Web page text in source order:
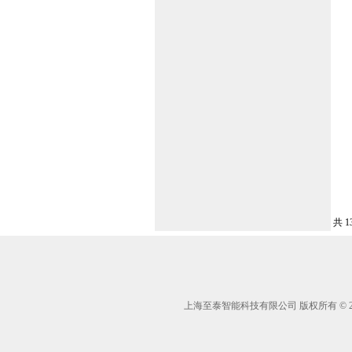
共
上海至泰智能科技有限公司 版权所有